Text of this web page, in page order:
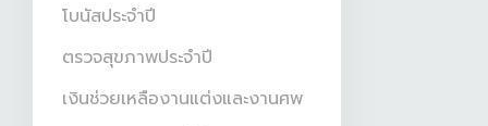
โบนัสประจำปี
ตรวจสุขภาพประจำปี
เงินช่วยเหลืองานแต่งและงานศพ